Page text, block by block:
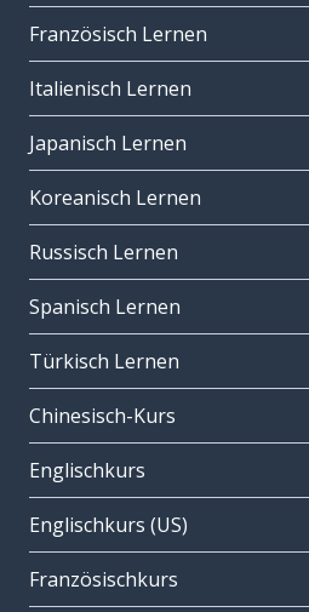
Französisch Lernen
Italienisch Lernen
Japanisch Lernen
Koreanisch Lernen
Russisch Lernen
Spanisch Lernen
Türkisch Lernen
Chinesisch-Kurs
Englischkurs
Englischkurs (US)
Französischkurs